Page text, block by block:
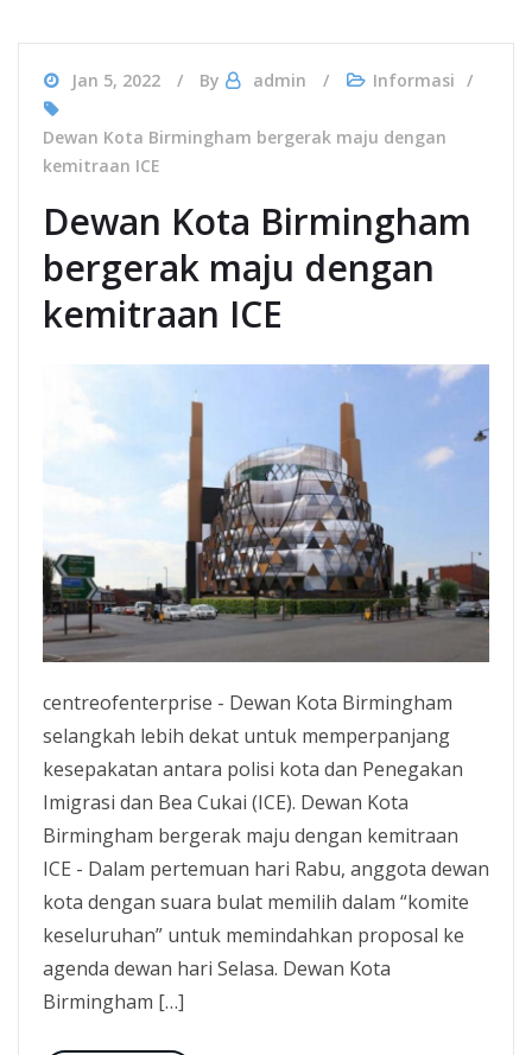
Jan 5, 2022 By admin Informasi
Dewan Kota Birmingham bergerak maju dengan
kemitraan ICE
Dewan Kota Birmingham
bergerak maju dengan
kemitraan ICE
centreofenterprise - Dewan Kota Birmingham
selangkah lebih dekat untuk memperpanjang
kesepakatan antara polisi kota dan Penegakan
Imigrasi dan Bea Cukai (ICE). Dewan Kota
Birmingham bergerak maju dengan kemitraan
ICE - Dalam pertemuan hari Rabu, anggota dewan
kota dengan suara bulat memilih dalam “komite
keseluruhan” untuk memindahkan proposal ke
agenda dewan hari Selasa. Dewan Kota
Birmingham […]